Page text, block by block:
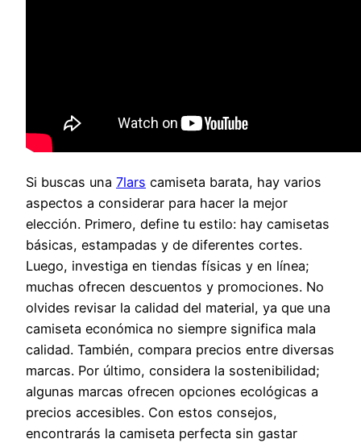
Si buscas una 7lars camiseta barata, hay varios
aspectos a considerar para hacer la mejor
elección. Primero, define tu estilo: hay camisetas
básicas, estampadas y de diferentes cortes.
Luego, investiga en tiendas físicas y en línea;
muchas ofrecen descuentos y promociones. No
olvides revisar la calidad del material, ya que una
camiseta económica no siempre significa mala
calidad. También, compara precios entre diversas
marcas. Por último, considera la sostenibilidad;
algunas marcas ofrecen opciones ecológicas a
precios accesibles. Con estos consejos,
encontrarás la camiseta perfecta sin gastar